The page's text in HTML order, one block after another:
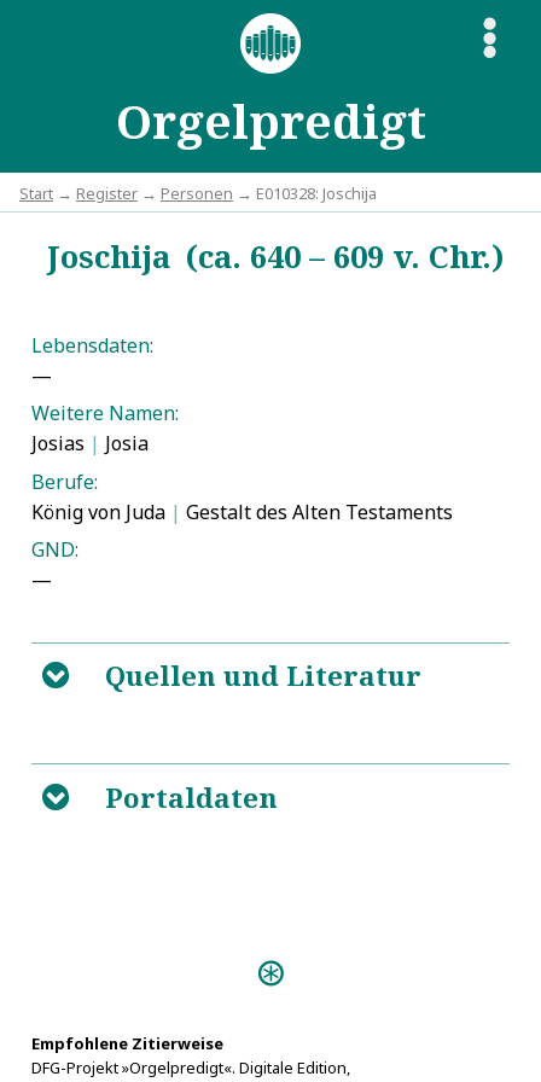
Orgelpredigt
S
Start → Register → Personen → E010328: Joschija
Joschija (ca. 640 – 609 v. Chr.)
Lebensdaten:
—
Weitere Namen:
Josias | Josia
Berufe:
König von Juda | Gestalt des Alten Testaments
GND:
—
B Quellen und Literatur
B Portaldaten
Christliche Predigt (Tübingen
Einweihungs-Predigt (Berlin
1730)
Empfohlene Zitierweise
DFG-Projekt »Orgelpredigt«. Digitale Edition,